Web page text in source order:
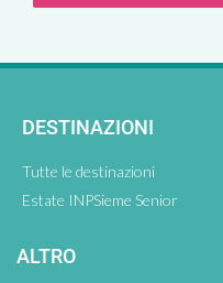
DESTINAZIONI
Tutte le destinazioni
Estate INPSieme Senior
ALTRO